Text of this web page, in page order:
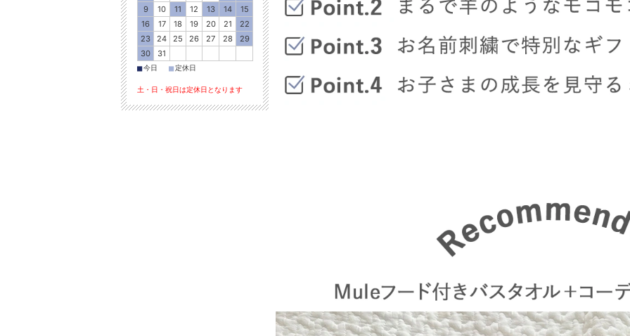
9
10 11 12 13 14
15
16
17 18 19 20 21
22
23
24 25 26 27 28
29
30
31
■今日 ■定休日
土・日・祝日は定休日となります